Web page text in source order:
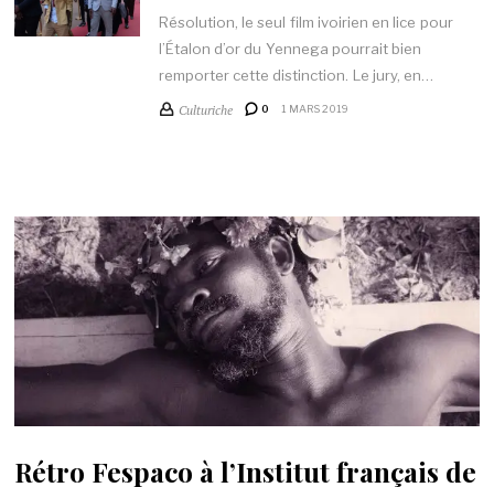
Résolution, le seul film ivoirien en lice pour
l’Étalon d’or du Yennega pourrait bien
remporter cette distinction. Le jury, en…
Culturiche 0 1 MARS 2019
Rétro Fespaco à l’Institut français de